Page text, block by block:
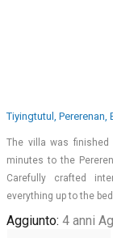
Tiyingtutul, Pererenan,
The villa was
minutes to the
Carefully crafted
everything up to the
Aggiunto: 4 anni